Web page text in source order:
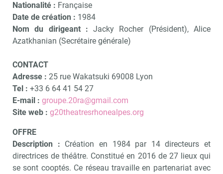
Nationalité : Française
Date de création : 1984
Nom du dirigeant :Jacky Rocher (Président), Alice
Azatkhanian (Secrétaire générale)
CONTACT
Adresse : 25 rue Wakatsuki 69008 Lyon
Tel : +33 6 64 41 54 27
E-mail : groupe.20ra@gmail.com
Site web : g20theatresrhonealpes.org
OFFRE
Description : Création en 1984 par 14 directeurs et
directrices de théâtre. Constitué en 2016 de 27 lieux qui
se sont cooptés. Ce réseau travaille en partenariat avec